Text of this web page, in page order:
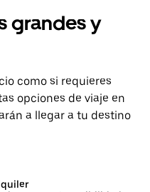
grandes y
como si requieres
opciones de viaje en
a llegar a tu destino